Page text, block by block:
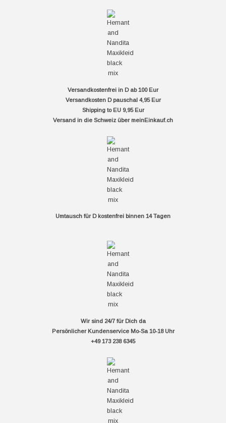
Versandkostenfrei in D ab 100 Eur
Versandkosten D pauschal 4,95 Eur
Shipping to EU 9,95 Eur
Versand in die Schweiz über meinEinkauf.ch
Umtausch für D kostenfrei binnen 14 Tagen
Wir sind 24/7 für Dich da
Persönlicher Kundenservice Mo-Sa 10-18 Uhr
+49 173 238 6345